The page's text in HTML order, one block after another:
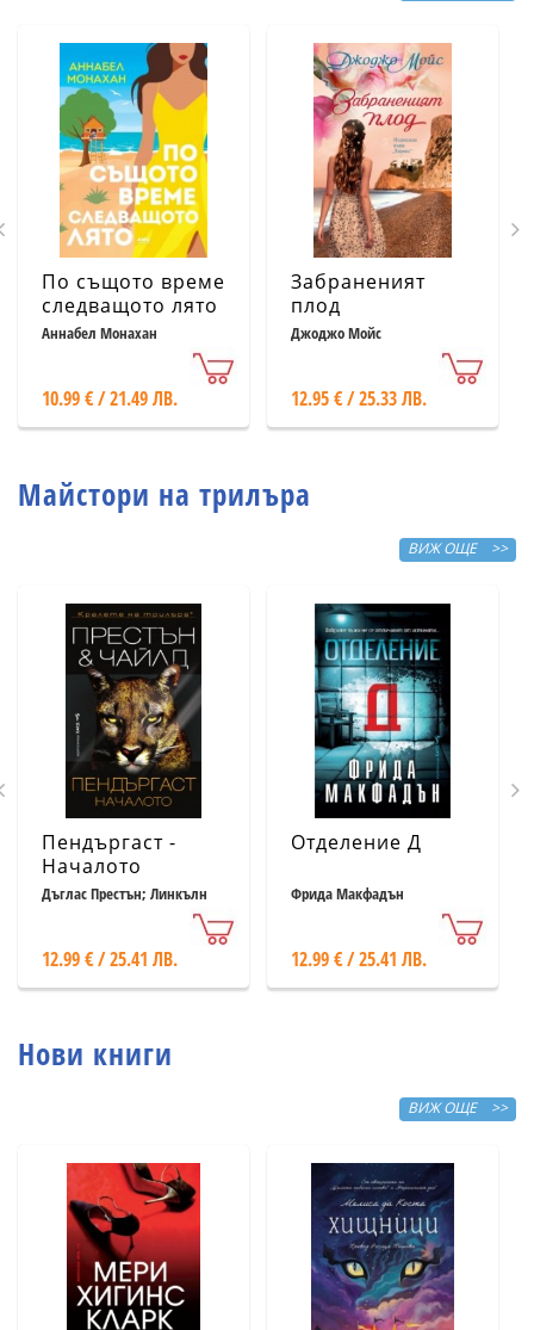
По същото време
следващото лято
Аннабел Монахан
10.99 € / 21.49 ЛВ.
Забраненият
плод
Джоджо Мойс
12.95 € / 25.33 ЛВ.
Майстори на трилъра
ВИЖ ОЩЕ >>
Пендъргаст -
Началото
Дъглас Престън; Линкълн
12.99 € / 25.41 ЛВ.
Отделение Д
Фрида Макфадън
12.99 € / 25.41 ЛВ.
Нови книги
ВИЖ ОЩЕ >>